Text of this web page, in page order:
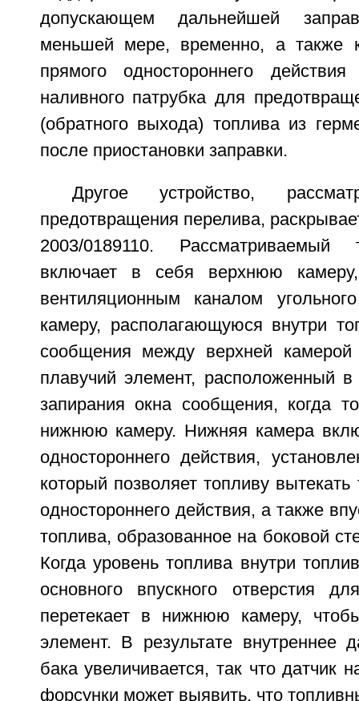
допускающем дальнейшей
меньшей мере, временно, а также
прямого одностороннего
наливного патрубка для
(обратного выхода) топлива из
после приостановки заправки.
Другое устройство,
предотвращения перелива,
2003/0189110. Рассматриваемый
включает в себя верхнюю
вентиляционным каналом
камеру, располагающуюся внутри
сообщения между верхней
плавучий элемент, расположенный
запирания окна сообщения, когда
нижнюю камеру. Нижняя камера
одностороннего действия,
который позволяет топливу вытекать
одностороннего действия, а также
топлива, образованное на боковой
Когда уровень топлива внутри
основного впускного отверстия
перетекает в нижнюю камеру,
элемент. В результате внутреннее
бака увеличивается, так что датчик
форсунки может выявить, что